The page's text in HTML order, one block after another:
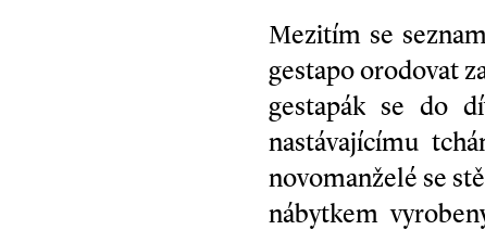
Mezitím se
gestapo orodovat
gestapák se do
nastávajícímu
novomanželé se
nábytkem